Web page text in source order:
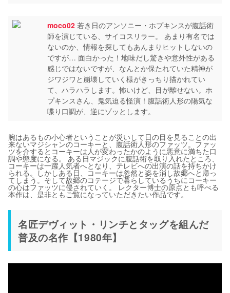
moco02 若き日のアンソニー・ホプキンスが腹話術
師を演じている、サイコスリラー。 あまり有名では
ないのか、情報を探してもあんまりヒットしないの
ですが… 面白かった！地味だし驚きや意外性がある
感じではないですが、なんとか保たれていた精神が
ジワジワと崩壊していく様がきっちり描かれてい
て、ハラハラします。怖いけど、目が離せない。ホ
プキンスさん、鬼気迫る怪演！腹話術人形の陽気な
喋り口調が、逆にゾッとします。
腕はあるもの小心者ということが災いして日の目を見ることの出
来ないマジシャンのコーキーと、腹話術人形のファッツ。ファッ
ツを介するとコーキーは人が変わったかのように悪意に満ちた口
調や態度になる。 ある日マジックに腹話術を取り入れたところ、
コーキーは一躍人気者へとなり、テレビへの出演の話を持ちかけ
られる。しかしある日、コーキーは忽然と姿を消し故郷へと帰っ
てしまう。そして故郷のコテージで暮らしているうちにコーキー
の心はファッツに侵されていく。 レクター博士の原点とも呼べる
本作は、是非ともご覧になっていただきたい作品です。
名匠デヴィット・リンチとタッグを組んだ
普及の名作【1980年】